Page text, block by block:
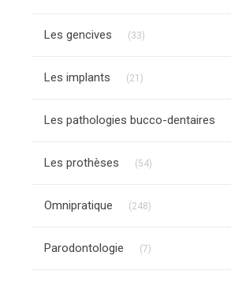
Les gencives (33)
Les implants (21)
Les pathologies bucco-dentaires
Les prothèses (54)
Omnipratique (248)
Parodontologie (7)